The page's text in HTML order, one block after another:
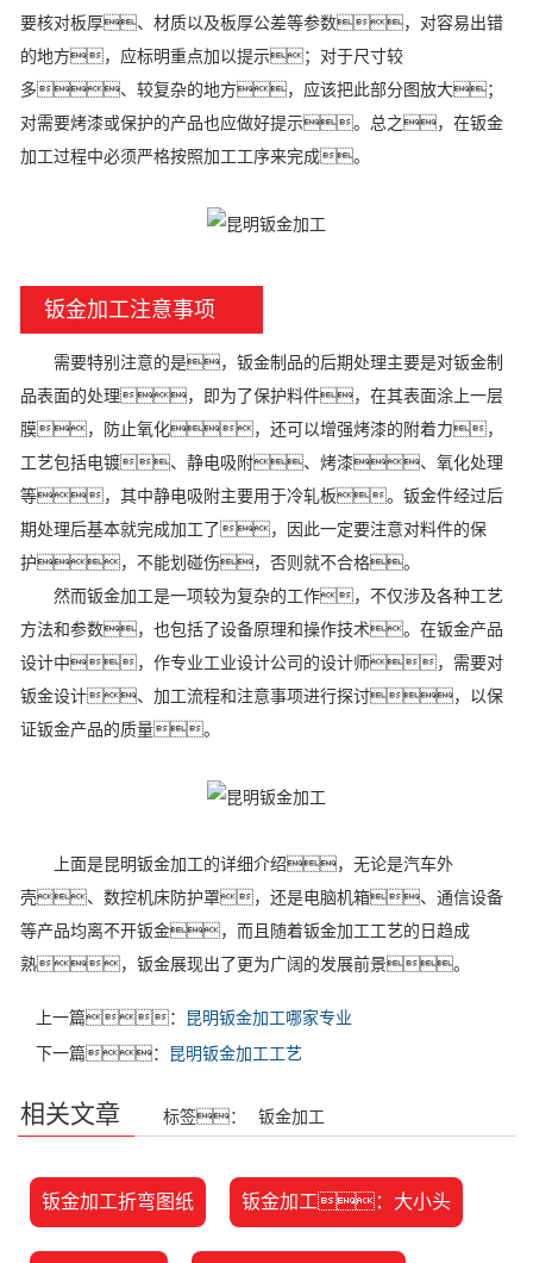
要核对板厚、材质以及板厚公差等参数，对容易出错
的地方，应标明重点加以提示；对于尺寸较
多、较复杂的地方，应该把此部分图放大；
对需要烤漆或保护的产品也应做好提示。总之，在钣金
加工过程中必须严格按照加工工序来完成。
钣金加工注意事项
需要特别注意的是，钣金制品的后期处理主要是对钣金制
品表面的处理，即为了保护料件，在其表面涂上一层
膜，防止氧化，还可以增强烤漆的附着力，
工艺包括电镀、静电吸附、烤漆、氧化处理
等，其中静电吸附主要用于冷轧板。钣金件经过后
期处理后基本就完成加工了，因此一定要注意对料件的保
护，不能划碰伤，否则就不合格。
然而钣金加工是一项较为复杂的工作，不仅涉及各种工艺
方法和参数，也包括了设备原理和操作技术。在钣金产品
设计中，作专业工业设计公司的设计师，需要对
钣金设计、加工流程和注意事项进行探讨，以保
证钣金产品的质量。
上面是昆明钣金加工的详细介绍，无论是汽车外
壳、数控机床防护罩，还是电脑机箱、通信设备
等产品均离不开钣金，而且随着钣金加工工艺的日趋成
熟，钣金展现出了更为广阔的发展前景。
上一篇：
昆明钣金加工哪家专业
下一篇：
昆明钣金加工工艺
相关文章 标签： 钣金加工
钣金加工折弯图纸 钣金加工：大小头